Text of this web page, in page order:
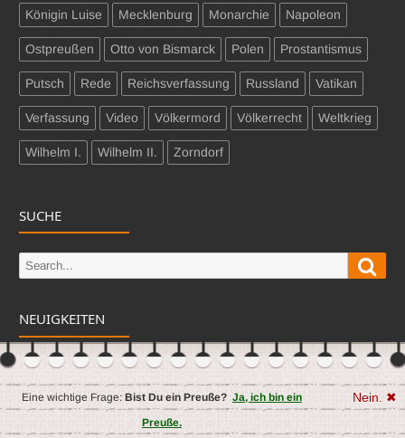
Eine wichtige Frage: Bist Du ein Preuße? Ja, ich bin ein
Preuße.
Nein. ✖
Königin Luise Mecklenburg Monarchie Napoleon
Ostpreußen Otto von Bismarck Polen Prostantismus
Putsch Rede Reichsverfassung Russland Vatikan
Verfassung Video Völkermord Völkerrecht Weltkrieg
Wilhelm I. Wilhelm II. Zorndorf
SUCHE
Search
NEUIGKEITEN